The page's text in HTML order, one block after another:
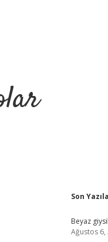
Son
Beyaz
Ağustos 6,
ilbet yeni